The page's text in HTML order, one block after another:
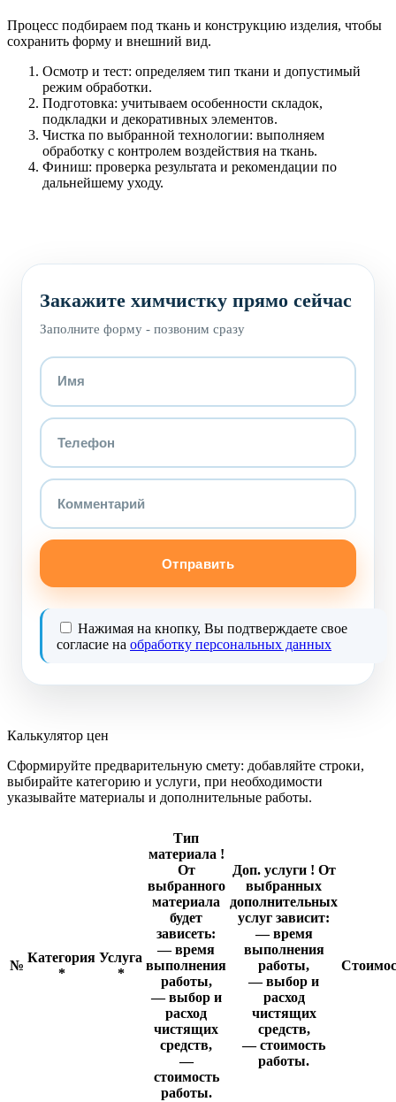
Процесс подбираем под ткань и конструкцию изделия, чтобы
сохранить форму и внешний вид.
Осмотр и тест: определяем тип ткани и допустимый
режим обработки.
Подготовка: учитываем особенности складок,
подкладки и декоративных элементов.
Чистка по выбранной технологии: выполняем
обработку с контролем воздействия на ткань.
Финиш: проверка результата и рекомендации по
дальнейшему уходу.
Закажите химчистку прямо сейчас
Заполните форму - позвоним сразу
Отправить
Нажимая на кнопку, Вы подтверждаете свое
согласие на обработку персональных данных
Калькулятор цен
Сформируйте предварительную смету: добавляйте строки,
выбирайте категорию и услуги, при необходимости
указывайте материалы и дополнительные работы.
№
Категория
*
Услуга
*
Тип
материала !
От
выбранного
материала
будет
зависеть:
— время
выполнения
работы,
— выбор и
расход
чистящих
средств,
—
стоимость
работы.
Доп. услуги ! От
выбранных
дополнительных
услуг зависит:
— время
выполнения
работы,
— выбор и
расход
чистящих
средств,
— стоимость
работы.